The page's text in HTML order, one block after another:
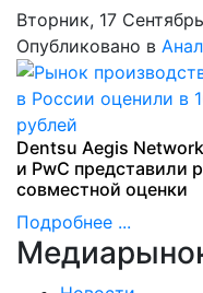
Вторник, 17
Опубликовано в
Dentsu Aegis
и PwC представили
совместной оценки
Подробнее ...